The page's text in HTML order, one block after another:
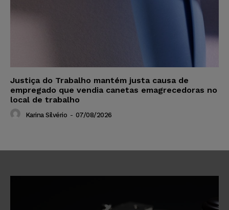
Justiça do Trabalho mantém justa causa de
empregado que vendia canetas emagrecedoras no
local de trabalho
Karina Silvério - 07/08/2026